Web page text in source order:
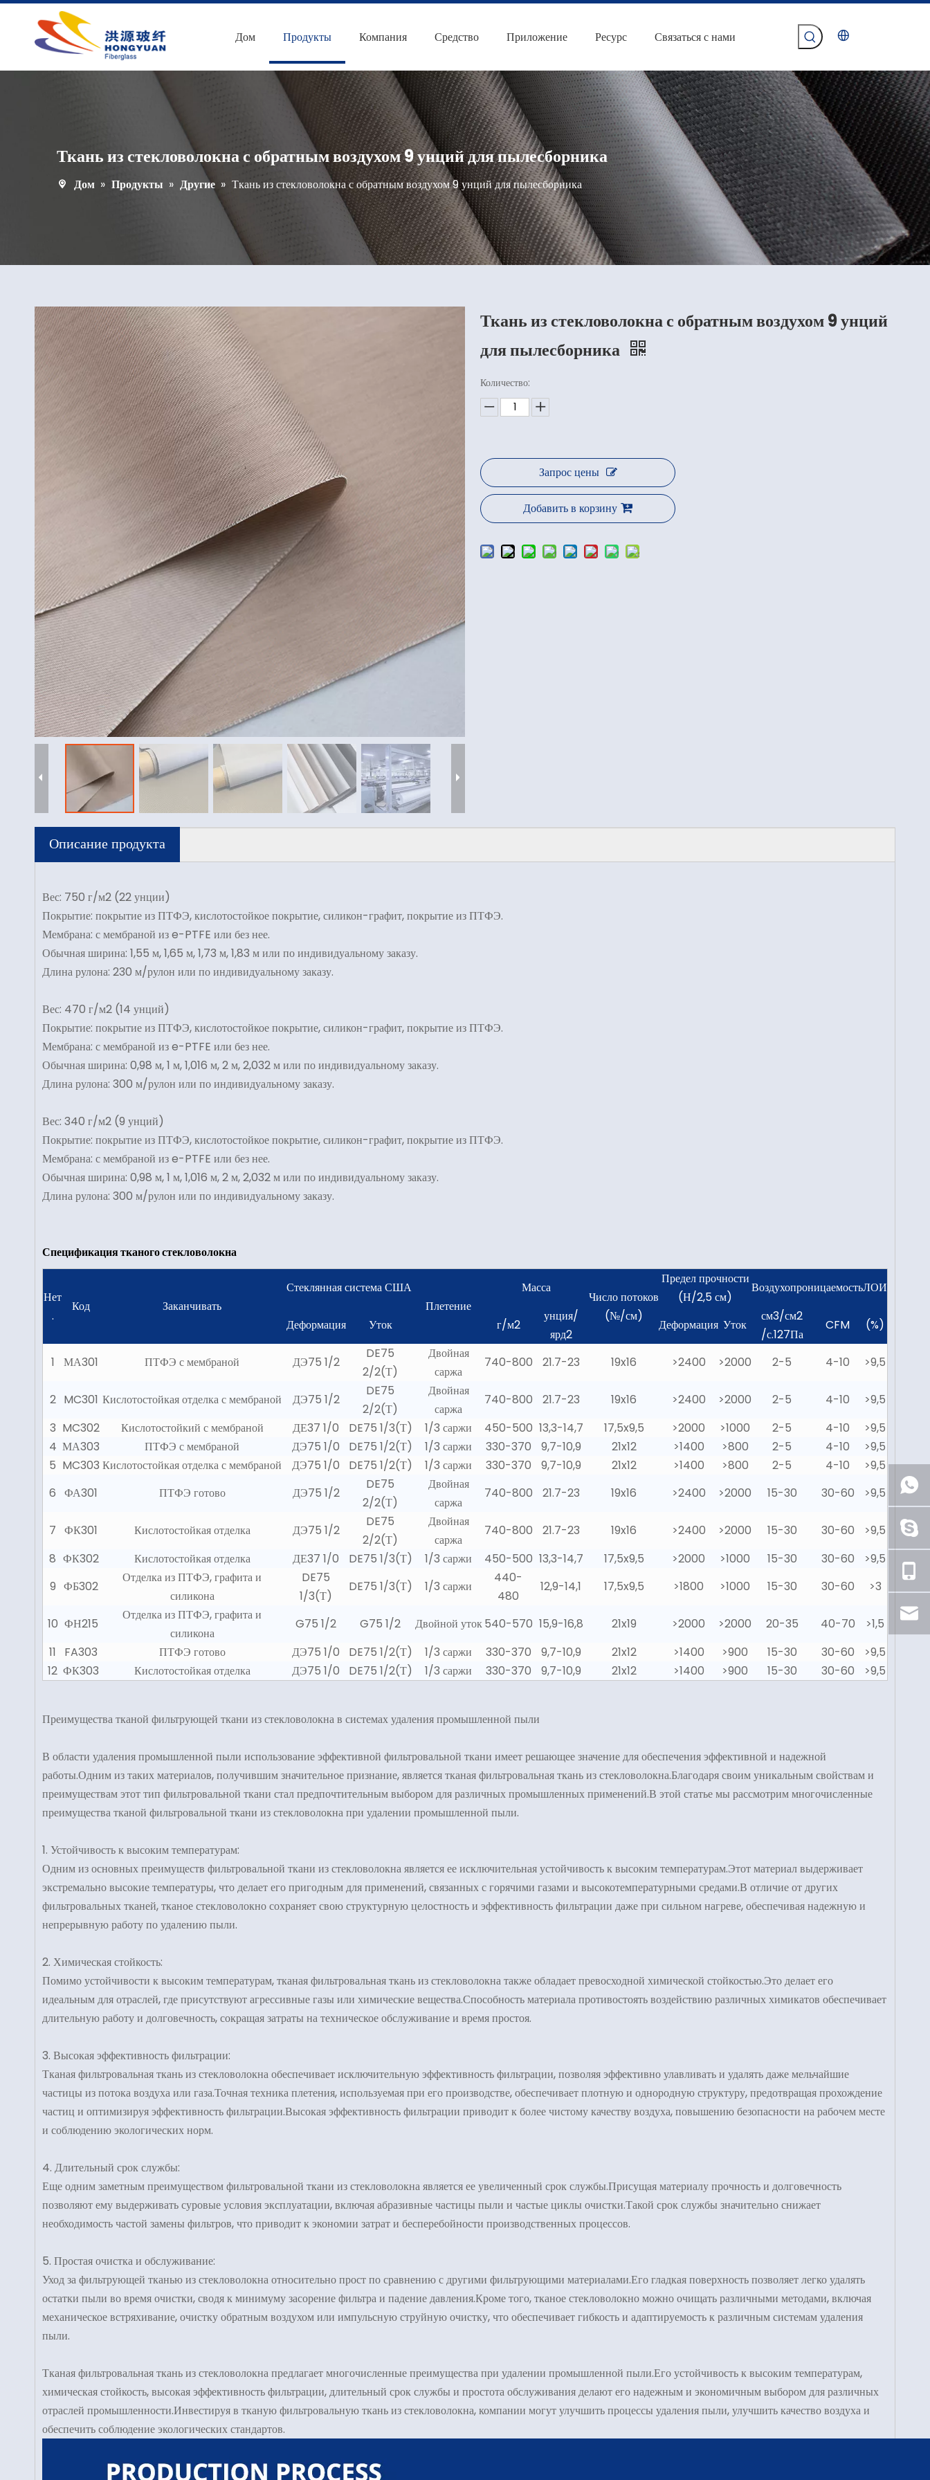
Дом Продукты Компания Средство Приложение Ресурс Связаться с нами
Ткань из стекловолокна с обратным воздухом 9 унций для пылесборника
Дом » Продукты » Другие » Ткань из стекловолокна с обратным воздухом 9 унций для пылесборника
Ткань из стекловолокна с обратным воздухом 9 унций
для пылесборника
Количество:
Запрос цены
Добавить в корзину
Описание продукта
Вес: 750 г/м2 (22 унции)
Покрытие: покрытие из ПТФЭ, кислотостойкое покрытие, силикон-графит, покрытие из ПТФЭ.
Мембрана: с мембраной из e-PTFE или без нее.
Обычная ширина: 1,55 м, 1,65 м, 1,73 м, 1,83 м или по индивидуальному заказу.
Длина рулона: 230 м/рулон или по индивидуальному заказу.
Вес: 470 г/м2 (14 унций)
Покрытие: покрытие из ПТФЭ, кислотостойкое покрытие, силикон-графит, покрытие из ПТФЭ.
Мембрана: с мембраной из e-PTFE или без нее.
Обычная ширина: 0,98 м, 1 м, 1,016 м, 2 м, 2,032 м или по индивидуальному заказу.
Длина рулона: 300 м/рулон или по индивидуальному заказу.
Вес: 340 г/м2 (9 унций)
Покрытие: покрытие из ПТФЭ, кислотостойкое покрытие, силикон-графит, покрытие из ПТФЭ.
Мембрана: с мембраной из e-PTFE или без нее.
Обычная ширина: 0,98 м, 1 м, 1,016 м, 2 м, 2,032 м или по индивидуальному заказу.
Длина рулона: 300 м/рулон или по индивидуальному заказу.
Спецификация тканого стекловолокна
Нет
.
Код Заканчивать
Стеклянная система США
Плетение
Масса
Число потоков
(№/см)
Предел прочности
(Н/2,5 см)
ВоздухопроницаемостьЛОИ
Деформация Уток г/м2
унция/
ярд2
Деформация Уток
см3/см2
/с.127Па
CFM (%)
1 МА301 ПТФЭ с мембраной ДЭ75 1/2
DE75
2/2(Т)
Двойная
саржа
740-800 21.7-23 19x16 >2400 >2000 2-5 4-10 >9,5
2 MC301 Кислотостойкая отделка с мембраной ДЭ75 1/2
DE75
2/2(Т)
Двойная
саржа
740-800 21.7-23 19x16 >2400 >2000 2-5 4-10
>9,5
3 MC302 Кислотостойкий с мембраной ДЕ37 1/0 DE75 1/3(Т) 1/3 саржи 450-500 13,3-14,7 17,5x9,5 >2000 >1000 2-5 4-10
>9,5
4 МА303 ПТФЭ с мембраной ДЭ75 1/0 DE75 1/2(Т) 1/3 саржи 330-370 9,7-10,9 21x12 >1400 >800 2-5 4-10
>9,5
5 MC303 Кислотостойкая отделка с мембраной ДЭ75 1/0 DE75 1/2(Т) 1/3 саржи 330-370 9,7-10,9 21x12 >1400 >800 2-5 4-10
>9,5
6 ФА301 ПТФЭ готово ДЭ75 1/2
DE75
2/2(Т)
Двойная
саржа
740-800 21.7-23 19x16 >2400 >2000 15-30 30-60 >9,5
7 ФК301 Кислотостойкая отделка ДЭ75 1/2
DE75
2/2(Т)
Двойная
саржа
740-800 21.7-23 19x16 >2400 >2000 15-30 30-60
>9,5
8 ФК302 Кислотостойкая отделка ДЕ37 1/0 DE75 1/3(Т) 1/3 саржи 450-500 13,3-14,7 17,5x9,5 >2000 >1000 15-30 30-60
>9,5
9 ФБ302
Отделка из ПТФЭ, графита и
силикона
DE75
1/3(Т)
DE75 1/3(Т) 1/3 саржи
440-
480
12,9-14,1 17,5x9,5 >1800 >1000 15-30 30-60 >3
10 ФН215
Отделка из ПТФЭ, графита и
силикона
G75 1/2 G75 1/2 Двойной уток540-570 15,9-16,8 21x19 >2000 >2000 20-35 40-70
>1,5
11
FA303 ПТФЭ готово ДЭ75 1/0 DE75 1/2(Т) 1/3 саржи 330-370 9,7-10,9 21x12 >1400 >900 15-30 30-60
>9,5
12 ФК303 Кислотостойкая отделка ДЭ75 1/0 DE75 1/2(Т) 1/3 саржи 330-370 9,7-10,9 21x12 >1400 >900 15-30 30-60 >9,5
Преимущества тканой фильтрующей ткани из стекловолокна в системах удаления промышленной пыли
В области удаления промышленной пыли использование эффективной фильтровальной ткани имеет решающее значение для обеспечения эффективной и надежной
работы.Одним из таких материалов, получившим значительное признание, является тканая фильтровальная ткань из стекловолокна.Благодаря своим уникальным свойствам и
преимуществам этот тип фильтровальной ткани стал предпочтительным выбором для различных промышленных применений.В этой статье мы рассмотрим многочисленные
преимущества тканой фильтровальной ткани из стекловолокна при удалении промышленной пыли.
1. Устойчивость к высоким температурам:
Одним из основных преимуществ фильтровальной ткани из стекловолокна является ее исключительная устойчивость к высоким температурам.Этот материал выдерживает
экстремально высокие температуры, что делает его пригодным для применений, связанных с горячими газами и высокотемпературными средами.В отличие от других
фильтровальных тканей, тканое стекловолокно сохраняет свою структурную целостность и эффективность фильтрации даже при сильном нагреве, обеспечивая надежную и
непрерывную работу по удалению пыли.
2. Химическая стойкость:
Помимо устойчивости к высоким температурам, тканая фильтровальная ткань из стекловолокна также обладает превосходной химической стойкостью.Это делает его
идеальным для отраслей, где присутствуют агрессивные газы или химические вещества.Способность материала противостоять воздействию различных химикатов обеспечивает
длительную работу и долговечность, сокращая затраты на техническое обслуживание и время простоя.
3. Высокая эффективность фильтрации:
Тканая фильтровальная ткань из стекловолокна обеспечивает исключительную эффективность фильтрации, позволяя эффективно улавливать и удалять даже мельчайшие
частицы из потока воздуха или газа.Точная техника плетения, используемая при его производстве, обеспечивает плотную и однородную структуру, предотвращая прохождение
частиц и оптимизируя эффективность фильтрации.Высокая эффективность фильтрации приводит к более чистому качеству воздуха, повышению безопасности на рабочем месте
и соблюдению экологических норм.
4. Длительный срок службы:
Еще одним заметным преимуществом фильтровальной ткани из стекловолокна является ее увеличенный срок службы.Присущая материалу прочность и долговечность
позволяют ему выдерживать суровые условия эксплуатации, включая абразивные частицы пыли и частые циклы очистки.Такой срок службы значительно снижает
необходимость частой замены фильтров, что приводит к экономии затрат и бесперебойности производственных процессов.
5. Простая очистка и обслуживание:
Уход за фильтрующей тканью из стекловолокна относительно прост по сравнению с другими фильтрующими материалами.Его гладкая поверхность позволяет легко удалять
остатки пыли во время очистки, сводя к минимуму засорение фильтра и падение давления.Кроме того, тканое стекловолокно можно очищать различными методами, включая
механическое встряхивание, очистку обратным воздухом или импульсную струйную очистку, что обеспечивает гибкость и адаптируемость к различным системам удаления
пыли.
Тканая фильтровальная ткань из стекловолокна предлагает многочисленные преимущества при удалении промышленной пыли.Его устойчивость к высоким температурам,
химическая стойкость, высокая эффективность фильтрации, длительный срок службы и простота обслуживания делают его надежным и экономичным выбором для различных
отраслей промышленности.Инвестируя в тканую фильтровальную ткань из стекловолокна, компании могут улучшить процессы удаления пыли, улучшить качество воздуха и
обеспечить соблюдение экологических стандартов.